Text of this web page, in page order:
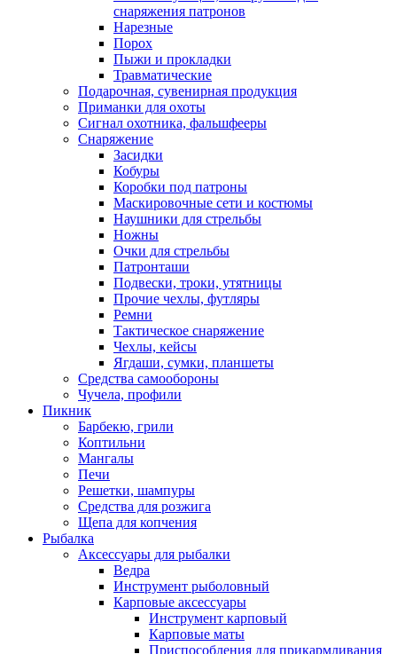
снаряжения патронов
Нарезные
Порох
Пыжи и прокладки
Травматические
Подарочная, сувенирная продукция
Приманки для охоты
Сигнал охотника, фальшфееры
Снаряжение
Засидки
Кобуры
Коробки под патроны
Маскировочные сети и костюмы
Наушники для стрельбы
Ножны
Очки для стрельбы
Патронташи
Подвески, троки, утятницы
Прочие чехлы, футляры
Ремни
Тактическое снаряжение
Чехлы, кейсы
Ягдаши, сумки, планшеты
Средства самообороны
Чучела, профили
Пикник
Барбекю, грили
Коптильни
Мангалы
Печи
Решетки, шампуры
Средства для розжига
Щепа для копчения
Рыбалка
Аксессуары для рыбалки
Ведра
Инструмент рыболовный
Карповые аксессуары
Инструмент карповый
Карповые маты
Приспособления для прикармливания